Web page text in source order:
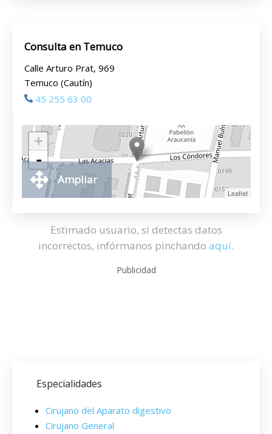
Consulta en Temuco
Calle Arturo Prat, 969
Temuco (Cautín)
45 255 63 00
+
-
Leaflet
Ampliar
Estimado usuario, si detectas datos
incorrectos, infórmanos pinchando aquí.
Publicidad
Especialidades
Cirujano del Aparato digestivo
Cirujano General